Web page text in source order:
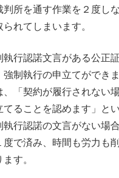
判所を通す作業を２度し
られてしまいます。
執行認諾文言がある公正
強制執行の申立てができ
、「契約が履行されない
てることを認めます」と
執行認諾の文言がない場
度で済み、時間も労力も
す。